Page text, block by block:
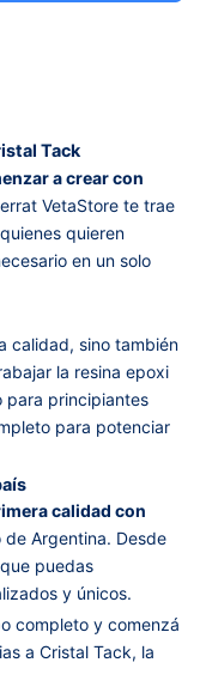
Tack
a crear con
VetaStore te trae
quieren
en un solo
calidad, sino también
la resina epoxi
para principiantes
para potenciar
calidad con
Argentina. Desde
puedas
y únicos.
completo y comenzá
a Cristal Tack, la